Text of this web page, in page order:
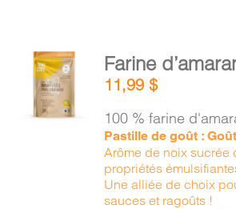
AJOUTER
AU
PANIER
Farine
11,99$
100 % farine
Pastille de goût :
Arôme de noix sucrée
propriétés
Une alliée de choix
sauces et ragoûts !